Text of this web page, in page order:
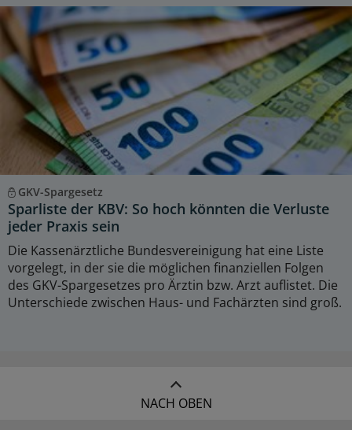
GKV-Spargesetz
Sparliste der KBV: So hoch könnten die Verluste
jeder Praxis sein
Die Kassenärztliche Bundesvereinigung hat eine Liste
vorgelegt, in der sie die möglichen finanziellen Folgen
des GKV-Spargesetzes pro Ärztin bzw. Arzt auflistet. Die
Unterschiede zwischen Haus- und Fachärzten sind groß.
NACH OBEN